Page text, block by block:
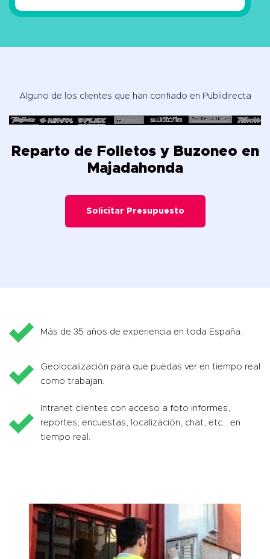
Alguno de los clientes que han confiado en Publidirecta
Reparto de Folletos y Buzoneo en
Majadahonda
Solicitar Presupuesto
Más de 35 años de experiencia en toda España.
Geolocalización para que puedas ver en tiempo real
como trabajan.
Intranet clientes con acceso a foto informes,
reportes, encuestas, localización, chat, etc… en
tiempo real.